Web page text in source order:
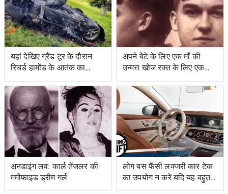
यहां देखिए ग्रैंड टूर के दौरान
रिचर्ड हामोंड के आतंक का
वीडियो
अपने बेटे के लिए एक माँ की
उन्मत्त खोज रक्त के लिए एक
स्वाद के साथ एक बचत किसान
के लिए नेतृत्व की
अनडाइंग लव: कार्ल तेंजलर की
ममीफाइड ड्रीम गर्ल
लोग बस फैंसी लक्जरी कार टेक
का उपयोग न करें यदि यह बहुत
जटिल है